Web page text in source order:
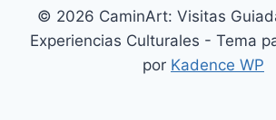
© 2026 CaminArt: Visitas
Experiencias Culturales - Tema
por Kadence WP